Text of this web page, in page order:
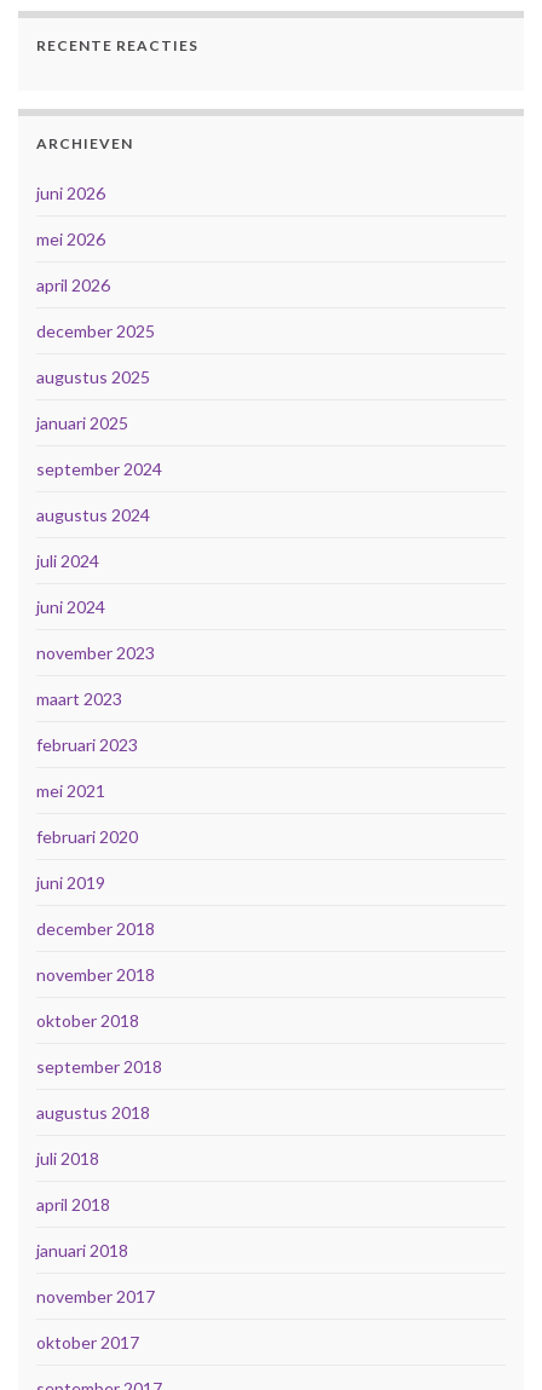
RECENTE REACTIES
ARCHIEVEN
juni 2026
mei 2026
april 2026
december 2025
augustus 2025
januari 2025
september 2024
augustus 2024
juli 2024
juni 2024
november 2023
maart 2023
februari 2023
mei 2021
februari 2020
juni 2019
december 2018
november 2018
oktober 2018
september 2018
augustus 2018
juli 2018
april 2018
januari 2018
november 2017
oktober 2017